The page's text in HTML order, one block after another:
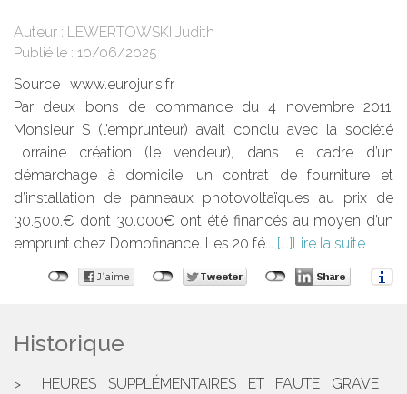
Auteur : LEWERTOWSKI Judith
Publié le : 10/06/2025
Source : www.eurojuris.fr
Par deux bons de commande du 4 novembre 2011,
Monsieur S (l’emprunteur) avait conclu avec la société
Lorraine création (le vendeur), dans le cadre d’un
démarchage à domicile, un contrat de fourniture et
d’installation de panneaux photovoltaïques au prix de
30.500.€ dont 30.000€ ont été financés au moyen d’un
emprunt chez Domofinance. Les 20 fé...
Lire la suite
Historique
HEURES SUPPLÉMENTAIRES ET FAUTE GRAVE :